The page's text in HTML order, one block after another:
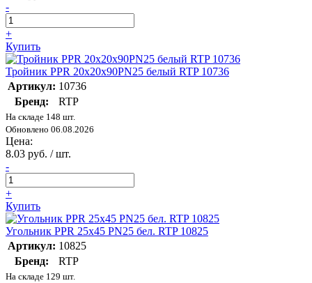
-
+
Купить
Тройник PPR 20х20х90PN25 белый RTP 10736
Артикул: 10736
Бренд:
RTP
На складе 148 шт.
Обновлено 06.08.2026
Цена:
8.03 руб. / шт.
-
+
Купить
Угольник PPR 25х45 PN25 бел. RTP 10825
Артикул: 10825
Бренд:
RTP
На складе 129 шт.